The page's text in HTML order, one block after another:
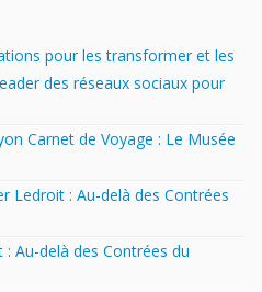
pour les transformer et les
des réseaux sociaux pour
Carnet de Voyage : Le Musée
Ledroit : Au-delà des Contrées
: Au-delà des Contrées du